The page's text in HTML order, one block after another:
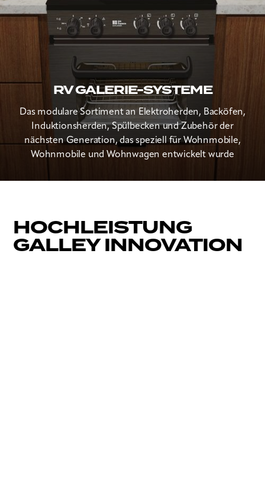
RV GALERIE-SYSTEME
Das modulare Sortiment an Elektroherden, Backöfen,
Induktionsherden, Spülbecken und Zubehör der
nächsten Generation, das speziell für Wohnmobile,
Wohnmobile und Wohnwagen entwickelt wurde
HOCHLEISTUNG
GALLEY INNOVATION